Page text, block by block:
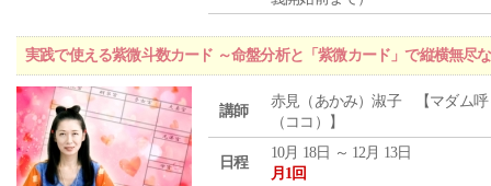
実践で使える紫微斗数カード ～命盤分析と「紫微カード」で縦横無尽
講師
赤見（あかみ）淑子 【マダム呼
（ココ）】
日程
10月 18日 ～ 12月 13日
月1回